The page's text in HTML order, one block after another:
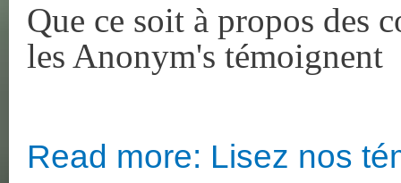
Que ce soit à propos des
les Anonym's témoignent
Read more: Lisez nos